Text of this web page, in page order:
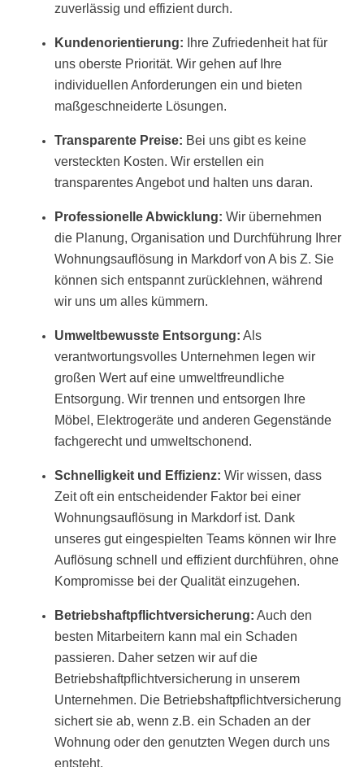
zuverlässig und effizient durch.
Kundenorientierung: Ihre Zufriedenheit hat für
uns oberste Priorität. Wir gehen auf Ihre
individuellen Anforderungen ein und bieten
maßgeschneiderte Lösungen.
Transparente Preise: Bei uns gibt es keine
versteckten Kosten. Wir erstellen ein
transparentes Angebot und halten uns daran.
Professionelle Abwicklung: Wir übernehmen
die Planung, Organisation und Durchführung Ihrer
Wohnungsauflösung in Markdorf von A bis Z. Sie
können sich entspannt zurücklehnen, während
wir uns um alles kümmern.
Umweltbewusste Entsorgung: Als
verantwortungsvolles Unternehmen legen wir
großen Wert auf eine umweltfreundliche
Entsorgung. Wir trennen und entsorgen Ihre
Möbel, Elektrogeräte und anderen Gegenstände
fachgerecht und umweltschonend.
Schnelligkeit und Effizienz: Wir wissen, dass
Zeit oft ein entscheidender Faktor bei einer
Wohnungsauflösung in Markdorf ist. Dank
unseres gut eingespielten Teams können wir Ihre
Auflösung schnell und effizient durchführen, ohne
Kompromisse bei der Qualität einzugehen.
Betriebshaftpflichtversicherung: Auch den
besten Mitarbeitern kann mal ein Schaden
passieren. Daher setzen wir auf die
Betriebshaftpflichtversicherung in unserem
Unternehmen. Die Betriebshaftpflichtversicherung
sichert sie ab, wenn z.B. ein Schaden an der
Wohnung oder den genutzten Wegen durch uns
entsteht.